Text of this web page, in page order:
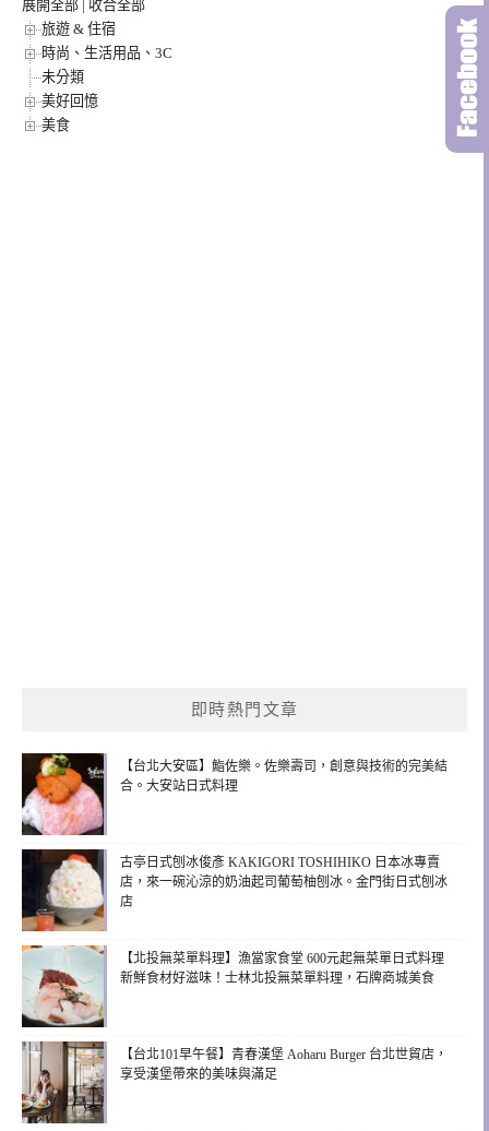
展開全部
收合全部
旅遊 & 住宿
時尚、生活用品、3C
未分類
美好回憶
美食
即時熱門文章
【台北大安區】鮨佐樂。佐樂壽司，創意與技術的完美結
合。大安站日式料理
古亭日式刨冰俊彥 KAKIGORI TOSHIHIKO 日本冰專賣
店，來一碗沁涼的奶油起司葡萄柚刨冰。金門街日式刨冰
店
【北投無菜單料理】漁當家食堂 600元起無菜單日式料理
新鮮食材好滋味！士林北投無菜單料理，石牌商城美食
【台北101早午餐】青春漢堡 Aoharu Burger 台北世貿店，
享受漢堡帶來的美味與滿足